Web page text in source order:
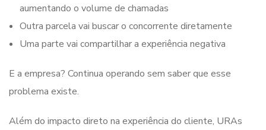
aumentando o volume de chamadas
Outra parcela vai buscar o concorrente diretamente
Uma parte vai compartilhar a experiência negativa
E a empresa? Continua operando sem saber que esse
problema existe.
Além do impacto direto na experiência do cliente, URAs